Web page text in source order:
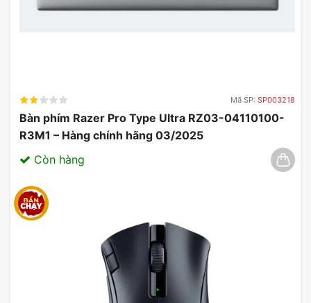
Mã SP: SP003218
Bàn phím Razer Pro Type Ultra RZ03-04110100-
R3M1 – Hàng chính hãng 03/2025
Còn hàng